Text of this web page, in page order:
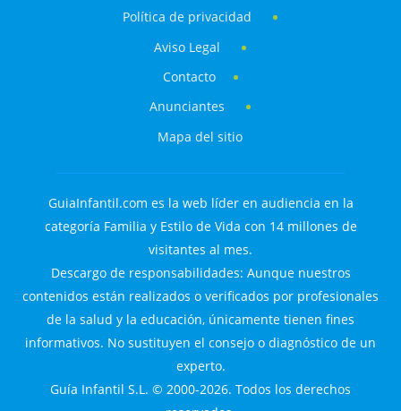
Política de privacidad
Aviso Legal
Contacto
Anunciantes
Mapa del sitio
GuiaInfantil.com es la web líder en audiencia en la
categoría Familia y Estilo de Vida con 14 millones de
visitantes al mes.
Descargo de responsabilidades: Aunque nuestros
contenidos están realizados o verificados por profesionales
de la salud y la educación, únicamente tienen fines
informativos. No sustituyen el consejo o diagnóstico de un
experto.
Guía Infantil S.L. © 2000-2026. Todos los derechos